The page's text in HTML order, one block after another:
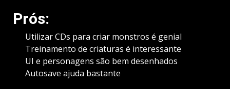
Prós:
Utilizar CDs para criar monstros é genial
Treinamento de criaturas é interessante
UI e personagens são bem desenhados
Autosave ajuda bastante